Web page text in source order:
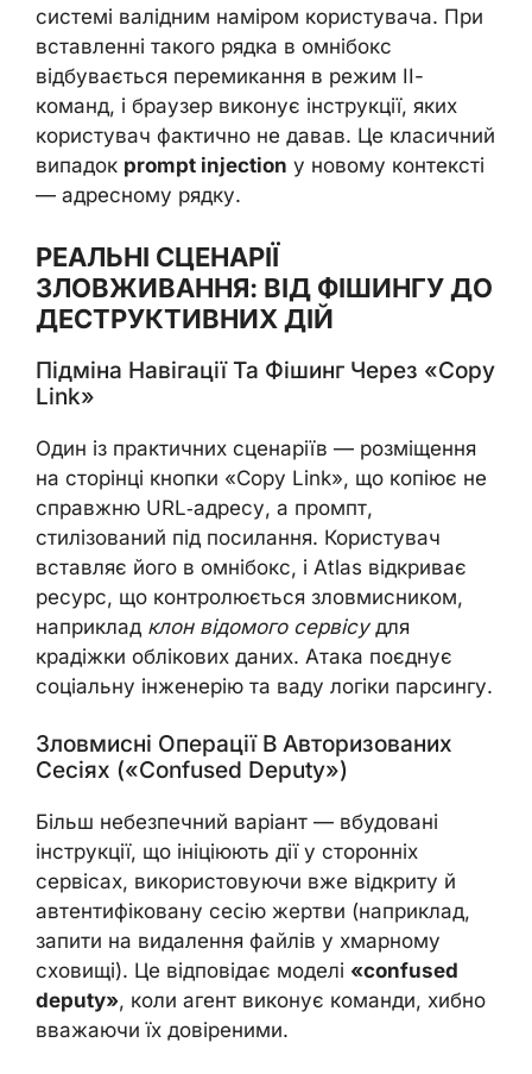
системі валідним наміром користувача. При
вставленні такого рядка в омнібокс
відбувається перемикання в режим ІІ-
команд, і браузер виконує інструкції, яких
користувач фактично не давав. Це класичний
випадок prompt injection у новому контексті
— адресному рядку.
РЕАЛЬНІ СЦЕНАРІЇ
ЗЛОВЖИВАННЯ: ВІД ФІШИНГУ ДО
ДЕСТРУКТИВНИХ ДІЙ
Підміна Навігації Та Фішинг Через «Copy
Link»
Один із практичних сценаріїв — розміщення
на сторінці кнопки «Copy Link», що копіює не
справжню URL‑адресу, а промпт,
стилізований під посилання. Користувач
вставляє його в омнібокс, і Atlas відкриває
ресурс, що контролюється зловмисником,
наприклад клон відомого сервісудля
крадіжки облікових даних. Атака поєднує
соціальну інженерію та ваду логіки парсингу.
Зловмисні Операції В Авторизованих
Сесіях («confused Deputy»)
Більш небезпечний варіант — вбудовані
інструкції, що ініціюють дії у сторонніх
сервісах, використовуючи вже відкриту й
автентифіковану сесію жертви (наприклад,
запити на видалення файлів у хмарному
сховищі). Це відповідає моделі «confused
deputy», коли агент виконує команди, хибно
вважаючи їх довіреними.